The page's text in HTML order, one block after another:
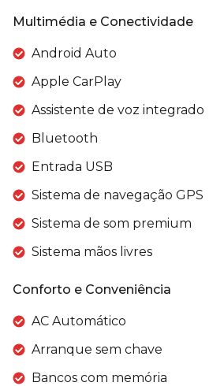
Multimédia e Conectividade
Android Auto
Apple CarPlay
Assistente de voz integrado
Bluetooth
Entrada USB
Sistema de navegação GPS
Sistema de som premium
Sistema mãos livres
Conforto e Conveniência
AC Automático
Arranque sem chave
Bancos com memória